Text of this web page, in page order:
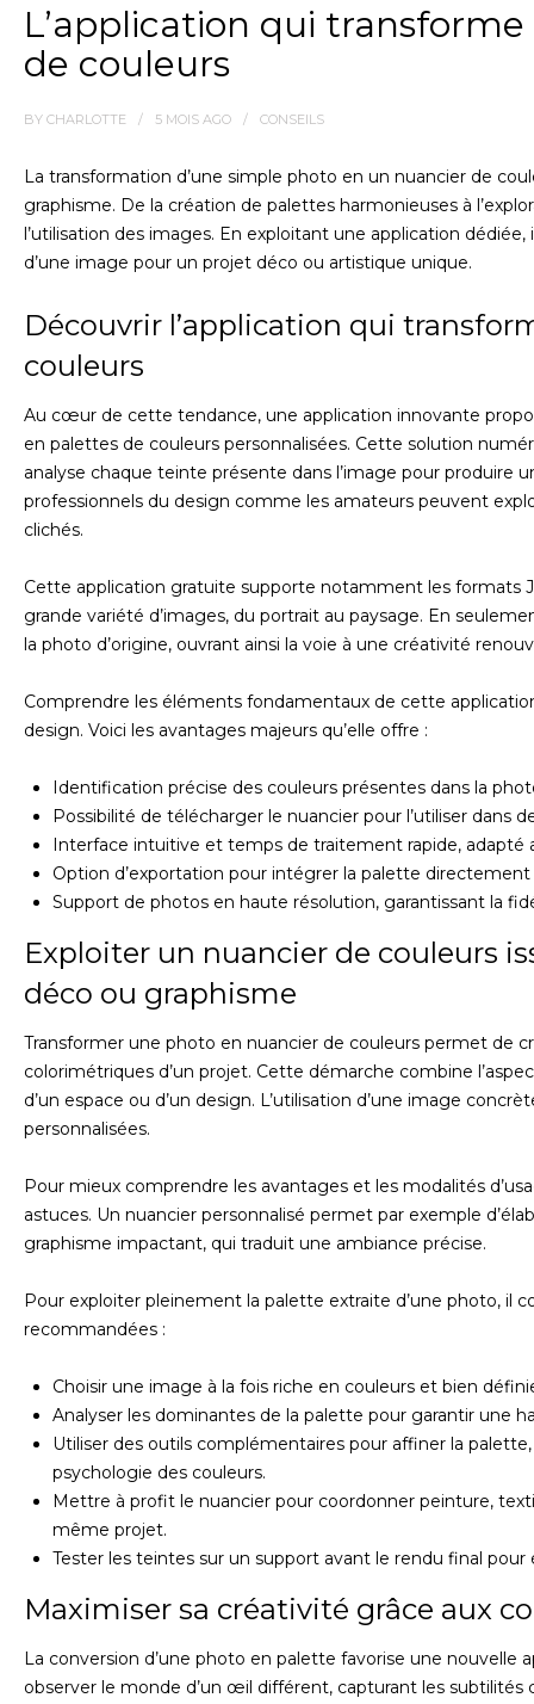
L’application qui
de couleurs
BY CHARLOTTE 5 MOIS AGO CONSEILS
La transformation d’une simple photo en un nuancier de
graphisme. De la création de palettes harmonieuses à
l’utilisation des images. En exploitant une application
d’une image pour un projet déco ou artistique unique.
Découvrir l’application qui
couleurs
Au cœur de cette tendance, une application innovante
en palettes de couleurs personnalisées. Cette solution
analyse chaque teinte présente dans l’image pour produire
professionnels du design comme les amateurs peuvent
clichés.
Cette application gratuite supporte notamment les formats
grande variété d’images, du portrait au paysage. En
la photo d’origine, ouvrant ainsi la voie à une créativité
Comprendre les éléments fondamentaux de cette
design. Voici les avantages majeurs qu’elle offre :
Identification précise des couleurs présentes dans la
Possibilité de télécharger le nuancier pour l’utiliser dans
Interface intuitive et temps de traitement rapide, adapté
Option d’exportation pour intégrer la palette directement
Support de photos en haute résolution, garantissant la
Exploiter un nuancier de couleurs
déco ou graphisme
Transformer une photo en nuancier de couleurs permet de
colorimétriques d’un projet. Cette démarche combine
d’un espace ou d’un design. L’utilisation d’une image
personnalisées.
Pour mieux comprendre les avantages et les modalités
astuces. Un nuancier personnalisé permet par exemple
graphisme impactant, qui traduit une ambiance précise.
Pour exploiter pleinement la palette extraite d’une photo, il
recommandées :
Choisir une image à la fois riche en couleurs et bien
Analyser les dominantes de la palette pour garantir une
Utiliser des outils complémentaires pour affiner la
psychologie des couleurs.
Mettre à profit le nuancier pour coordonner peinture,
même projet.
Tester les teintes sur un support avant le rendu final pour
Maximiser sa créativité grâce aux
La conversion d’une photo en palette favorise une nouvelle
observer le monde d’un œil différent, capturant les